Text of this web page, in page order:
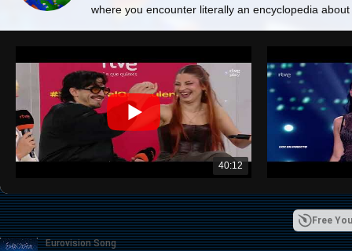
where you encounter literally an encyclopedia
40:12
Free